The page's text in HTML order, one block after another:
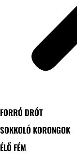
FORRÓ DRÓT
SOKKOLÓ KORONGOK
ÉLŐ FÉM